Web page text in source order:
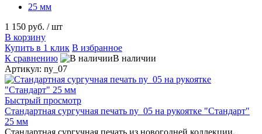
25 мм
1 150 руб. / шт
В корзину
Купить в 1 клик В избранное
К сравнению
В наличии
Артикул: ny_07
Быстрый просмотр
Стандартная сургучная печать ny_05 на рукоятке "Стандарт"
25 мм
Стандартная сургучная печать из новогодней коллекции.